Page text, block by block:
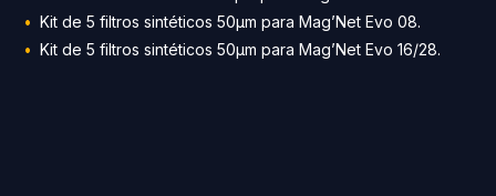
Kit de 5 filtros sintéticos 50µm para Mag’Net Evo 08.
Kit de 5 filtros sintéticos 50µm para Mag’Net Evo 16/28.